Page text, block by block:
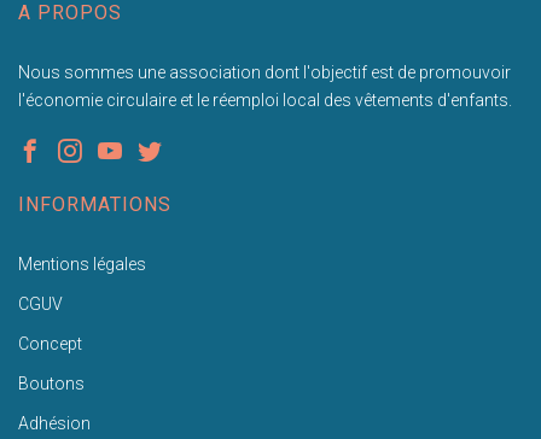
A PROPOS
Nous sommes une association dont l'objectif est de promouvoir
l'économie circulaire et le réemploi local des vêtements d'enfants.
INFORMATIONS
Mentions légales
CGUV
Concept
Boutons
Adhésion